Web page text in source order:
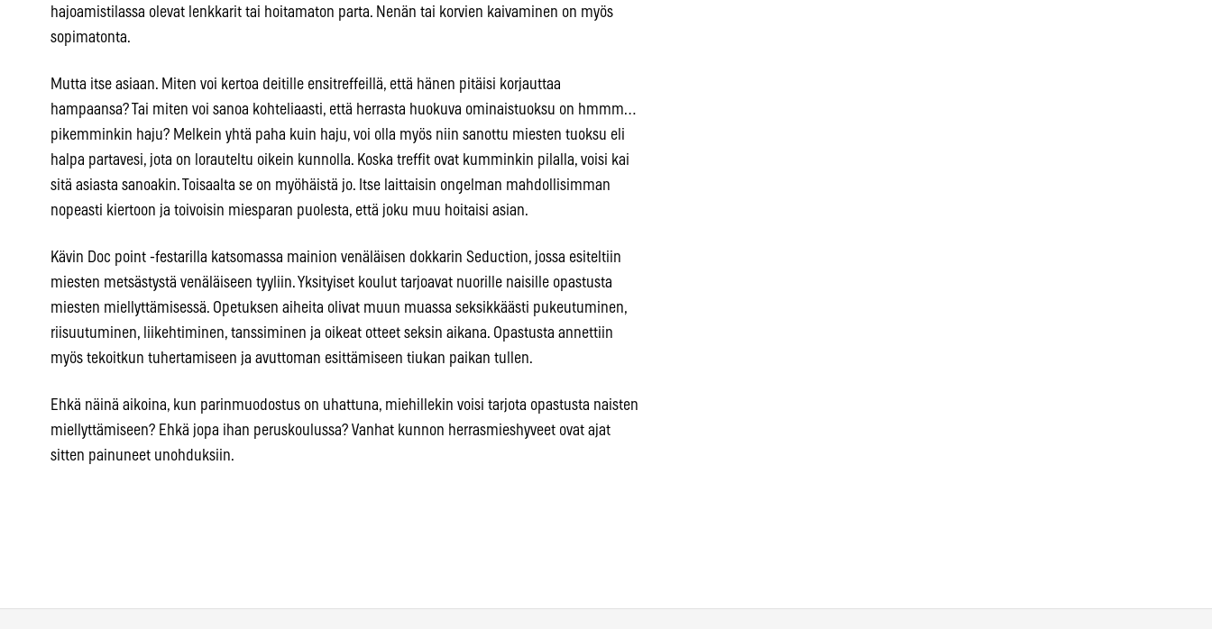
hajoamistilassa olevat lenkkarit tai hoitamaton parta. Nenän tai korvien kaivaminen on myös
sopimatonta.
Mutta itse asiaan. Miten voi kertoa deitille ensitreffeillä, että hänen pitäisi korjauttaa
hampaansa? Tai miten voi sanoa kohteliaasti, että herrasta huokuva ominaistuoksu on hmmm…
pikemminkin haju? Melkein yhtä paha kuin haju, voi olla myös niin sanottu miesten tuoksu eli
halpa partavesi, jota on lorauteltu oikein kunnolla. Koska treffit ovat kumminkin pilalla, voisi kai
sitä asiasta sanoakin. Toisaalta se on myöhäistä jo. Itse laittaisin ongelman mahdollisimman
nopeasti kiertoon ja toivoisin miesparan puolesta, että joku muu hoitaisi asian.
Kävin Doc point -festarilla katsomassa mainion venäläisen dokkarin Seduction, jossa esiteltiin
miesten metsästystä venäläiseen tyyliin. Yksityiset koulut tarjoavat nuorille naisille opastusta
miesten miellyttämisessä. Opetuksen aiheita olivat muun muassa seksikkäästi pukeutuminen,
riisuutuminen, liikehtiminen, tanssiminen ja oikeat otteet seksin aikana. Opastusta annettiin
myös tekoitkun tuhertamiseen ja avuttoman esittämiseen tiukan paikan tullen.
Ehkä näinä aikoina, kun parinmuodostus on uhattuna, miehillekin voisi tarjota opastusta naisten
miellyttämiseen? Ehkä jopa ihan peruskoulussa? Vanhat kunnon herrasmieshyveet ovat ajat
sitten painuneet unohduksiin.